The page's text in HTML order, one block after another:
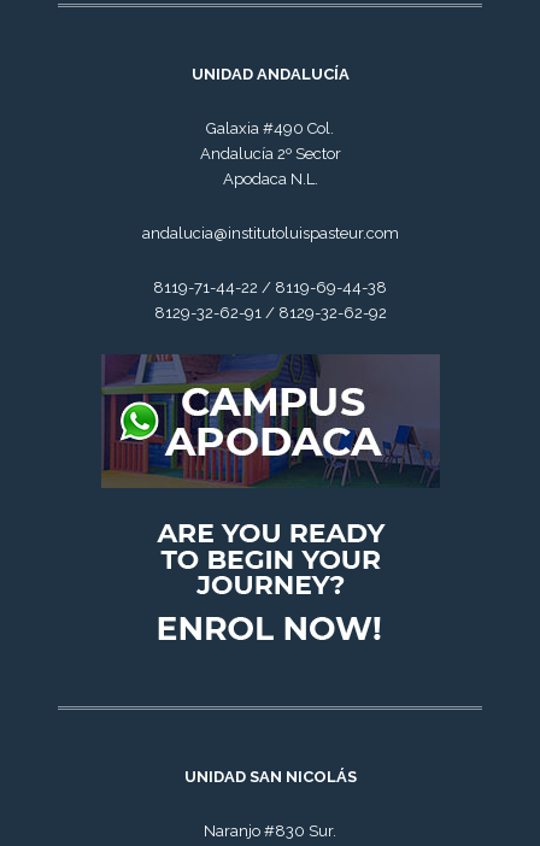
UNIDAD ANDALUCÍA
Galaxia #490 Col.
Andalucía 2º Sector
Apodaca N.L.
andalucia@institutoluispasteur.com
8119-71-44-22 / 8119-69-44-38
8129-32-62-91 / 8129-32-62-92
UNIDAD SAN NICOLÁS
Naranjo #830 Sur.